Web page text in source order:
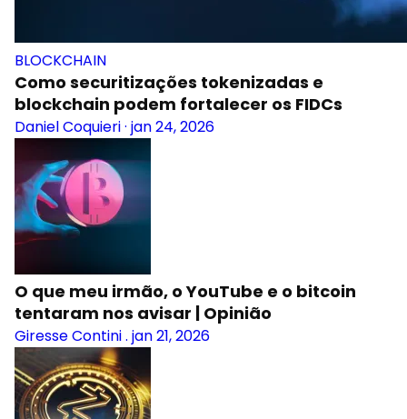
BLOCKCHAIN
Como securitizações tokenizadas e
blockchain podem fortalecer os FIDCs
Daniel Coquieri· jan 24, 2026
O que meu irmão, o YouTube e o bitcoin
tentaram nos avisar | Opinião
Giresse Contini. jan 21, 2026